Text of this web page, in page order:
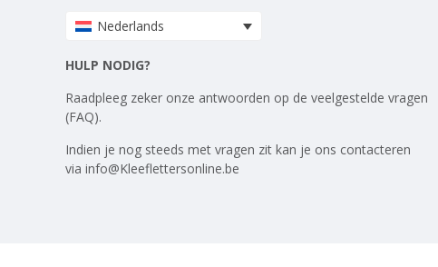
Nederlands
HULP NODIG?
Raadpleeg zeker onze antwoorden op de veelgestelde vragen
(FAQ).
Indien je nog steeds met vragen zit kan je ons contacteren
via info@Kleeflettersonline.be